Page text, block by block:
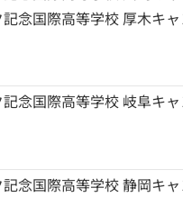
念国際高等学校 厚木キ
念国際高等学校 岐阜キ
念国際高等学校 静岡キ